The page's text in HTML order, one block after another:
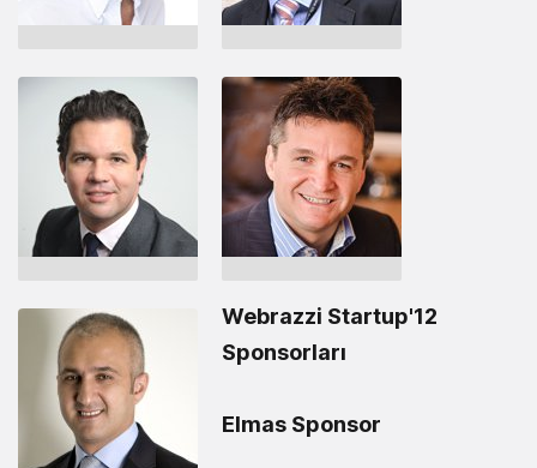
Webrazzi Startup'12
Sponsorları
Elmas Sponsor